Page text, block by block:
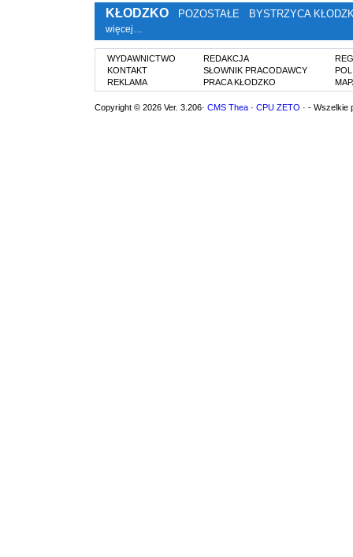
KŁODZKO POZOSTAŁE BYSTRZYCA
więcej…
WYDAWNICTWO
KONTAKT
REKLAMA
REDAKCJA
SŁOWNIK PRACODAWCY
PRACA KŁODZKO
Copyright © 2026 Ver. 3.206· CMS Thea · CPU ZETO · - Wszelkie